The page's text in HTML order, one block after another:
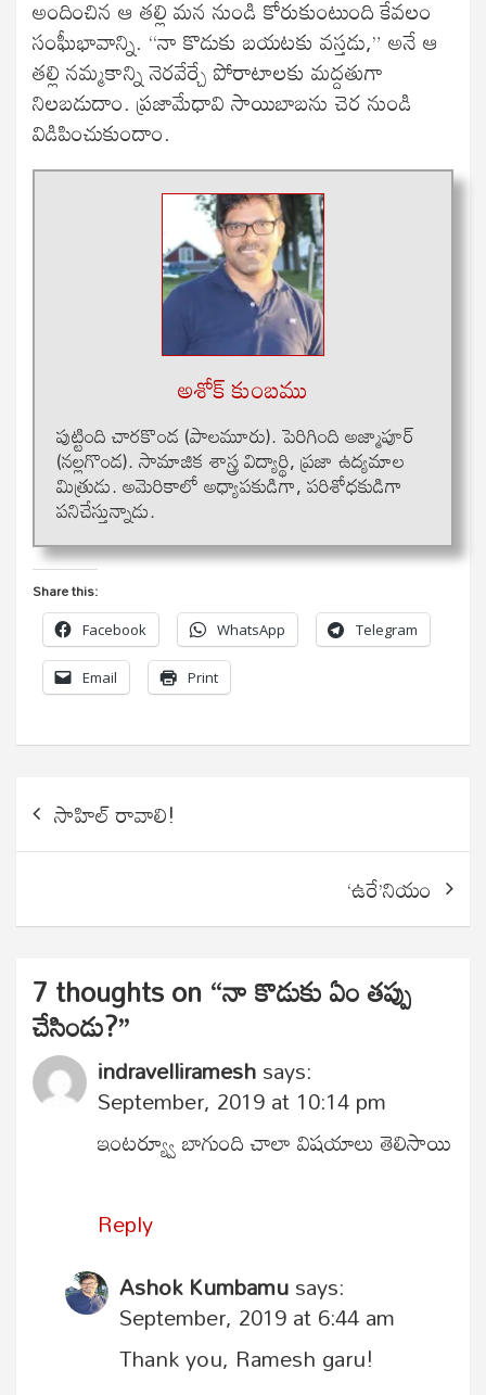
అందించిన ఆ తల్లి మన నుండి కోరుకుంటుంది కేవలం
సంఘీభావాన్ని. “నా కొడుకు బయటకు వస్తడు,” అనే ఆ
తల్లి నమ్మకాన్ని నెరవేర్చే పోరాటాలకు మద్దతుగా
నిలబడుదాం. ప్రజామేధావి సాయిబాబను చెర నుండి
విడిపించుకుందాం.
అశోక్ కుంబము
పుట్టింది చారకొండ (పాలమూరు). పెరిగింది అజ్మాపూర్
(నల్లగొండ). సామాజిక శాస్త్ర విద్యార్థి, ప్రజా ఉద్యమాల
మిత్రుడు. అమెరికాలో అధ్యాపకుడిగా, పరిశోధకుడిగా
పనిచేస్తున్నాడు.
Share this:
Facebook WhatsApp Telegram
Email Print
Post
navigation
సాహిల్ రావాలి!
‘ఉరే’నియం
7 thoughts on “నా కొడుకు ఏం తప్పు
చేసిండు?”
indravellirameshsays:
September, 2019 at 10:14 pm
ఇంటర్య్వూ బాగుంది చాలా విషయాలు తెలిసాయి
Reply
Ashok Kumbamusays:
September, 2019 at 6:44 am
Thank you, Ramesh garu!